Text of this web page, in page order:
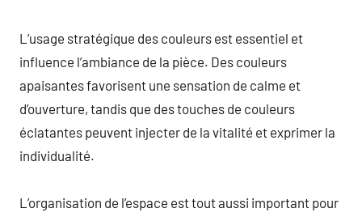
L’usage stratégique des couleurs est essentiel et
influence l’ambiance de la pièce. Des couleurs
apaisantes favorisent une sensation de calme et
d’ouverture, tandis que des touches de couleurs
éclatantes peuvent injecter de la vitalité et exprimer la
individualité.
L’organisation de l’espace est tout aussi important pour